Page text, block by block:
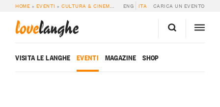
HOME » EVENTI »CULTURA & CINEMA » BURATTINARTE SUMMERTIME:
ENG ITA CARICA UN EVENTO
lovelanghe
VISITA LE LANGHE EVENTI MAGAZINE SHOP